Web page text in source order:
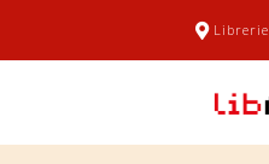
Librerie